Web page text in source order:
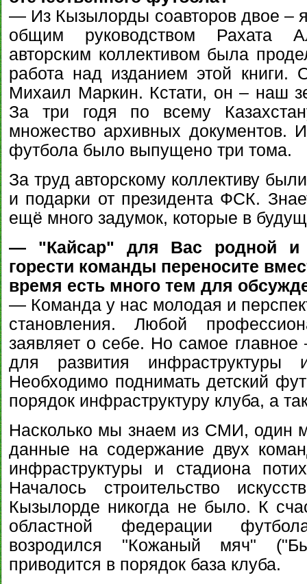
— Из Кызылорды соавторов двое –
общим руководством Рахата
авторским коллективом была
работа над изданием этой книги.
Михаил Маркин. Кстати, он – наш
За три годя по всему
множество архивных документов.
футбола было выпущено три тома.
За труд авторскому коллективу
и подарки от президента ФСК.
ещё много задумок, которые в
— "Кайсар" для Вас родной и
горести команды переносите
время есть много тем для
— Команда у нас молодая и
становления. Любой
заявляет о себе. Но самое
для развития инфраструктуры
Необходимо поднимать детский
порядок инфраструктуру клуба, а
Насколько мы знаем из СМИ, один
данные на содержание двух
инфраструктуры и стадиона
Началось строительство
Кызылорде никогда не было. К
областной федерации
возродился "Кожаный мяч"
приводится в порядок база клуба.